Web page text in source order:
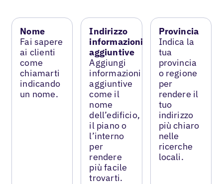
Nome
Fai sapere
ai clienti
come
chiamarti
indicando
un nome.
Indirizzo
informazioni
aggiuntive
Aggiungi
informazioni
aggiuntive
come il
nome
dell’edificio,
il piano o
l’interno
per
rendere
più facile
trovarti.
Provincia
Indica la
tua
provincia
o regione
per
rendere il
tuo
indirizzo
più chiaro
nelle
ricerche
locali.